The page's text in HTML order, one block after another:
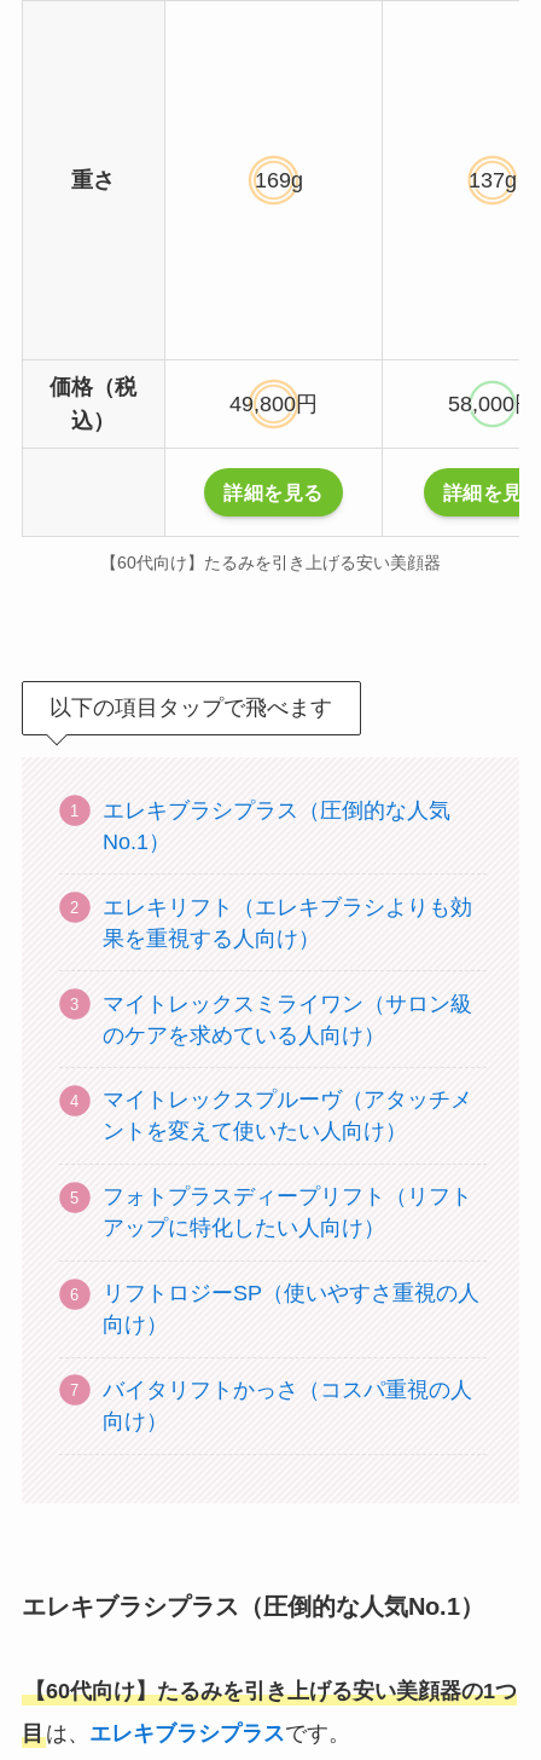
重さ 169g 137g
価格（税
込）
49,800円 58,000円
詳細を見る 詳細を見
【60代向け】たるみを引き上げる安い美顔器
以下の項目タップで飛べます
エレキブラシプラス（圧倒的な人気
No.1）
エレキリフト（エレキブラシよりも効
果を重視する人向け）
マイトレックスミライワン（サロン級
のケアを求めている人向け）
マイトレックスプルーヴ（アタッチメ
ントを変えて使いたい人向け）
フォトプラスディープリフト（リフト
アップに特化したい人向け）
リフトロジーSP（使いやすさ重視の人
向け）
バイタリフトかっさ（コスパ重視の人
向け）
エレキブラシプラス（圧倒的な人気No.1）
【60代向け】たるみを引き上げる安い美顔器の1つ
目は、 エレキブラシプラスです。